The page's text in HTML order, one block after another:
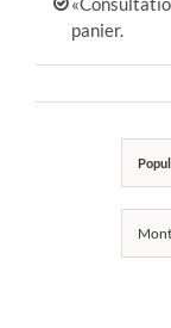
panier.